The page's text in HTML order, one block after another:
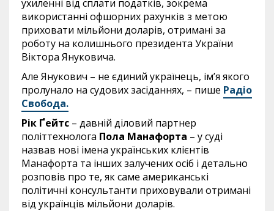
ухиленні від сплати податків, зокрема
використанні офшорних рахунків з метою
приховати мільйони доларів, отримані за
роботу на колишнього президента України
Віктора Януковича.
Але Янукович – не єдиний українець, ім’я якого
пролунало на судових засіданнях, – пише Радіо
Свобода.
Рік Ґейтс – давній діловий партнер
політтехнолога Пола Манафорта – у суді
назвав нові імена українських клієнтів
Манафорта та інших залучених осіб і детально
розповів про те, як саме американські
політичні консультанти приховували отримані
від українців мільйони доларів.